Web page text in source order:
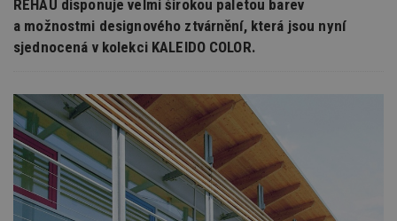
REHAU disponuje velmi širokou paletou barev
a možnostmi designového ztvárnění, která jsou nyní
sjednocená v kolekci KALEIDO COLOR.